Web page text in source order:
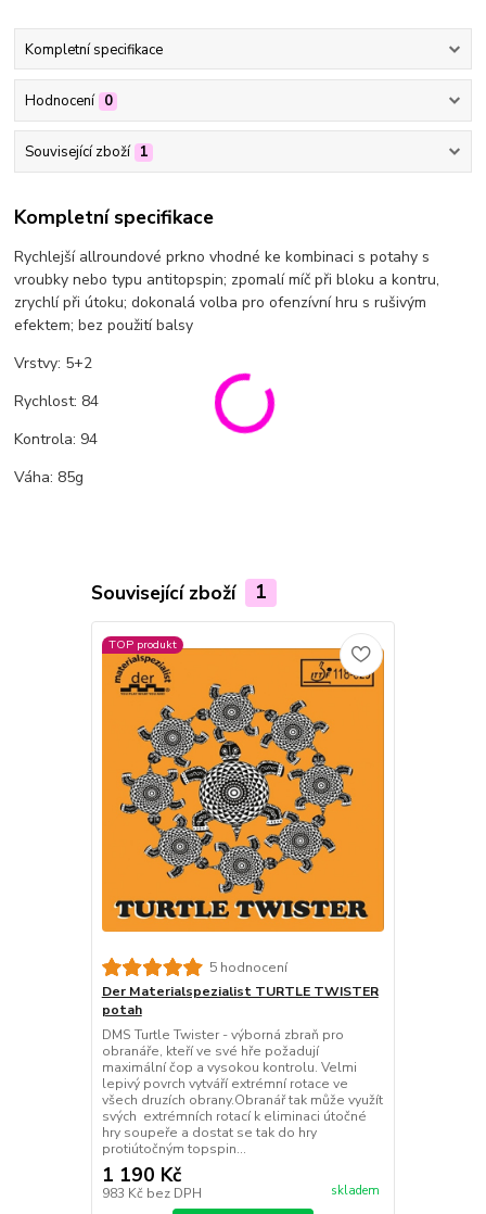
Kompletní specifikace
Hodnocení 0
Související zboží 1
Kompletní specifikace
Rychlejší allroundové prkno vhodné ke kombinaci s potahy s
vroubky nebo typu antitopspin; zpomalí míč při bloku a kontru,
zrychlí při útoku; dokonalá volba pro ofenzívní hru s rušivým
efektem; bez použití balsy
Vrstvy: 5+2
Rychlost: 84
Kontrola: 94
Váha: 85g
Související zboží 1
TOP produkt
5 hodnocení
Der Materialspezialist TURTLE TWISTER
potah
DMS Turtle Twister - výborná zbraň pro
obranáře, kteří ve své hře požadují
maximální čop a vysokou kontrolu. Velmi
lepivý povrch vytváří extrémní rotace ve
všech druzích obrany.Obranář tak může využít
svých extrémních rotací k eliminaci útočné
hry soupeře a dostat se tak do hry
protiútočným topspin...
1 190 Kč
983 Kč bez DPH skladem